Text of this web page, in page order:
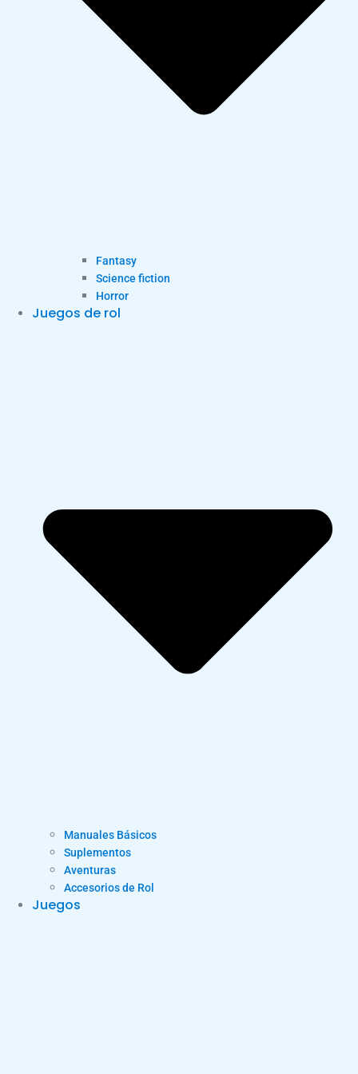
Fantasy
Science fiction
Horror
Juegos de rol
Manuales Básicos
Suplementos
Aventuras
Accesorios de Rol
Juegos